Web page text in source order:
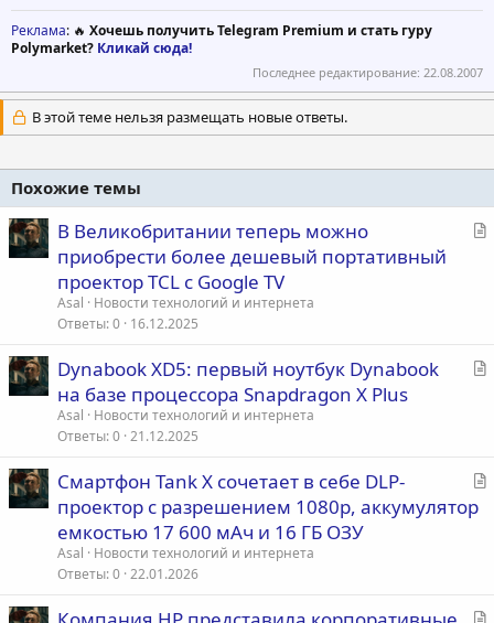
Реклама: 🔥 Хочешь получить Telegram Premium и стать гуру
Polymarket? Кликай сюда!
Последнее редактирование: 22.08.2007
В этой теме нельзя размещать новые ответы.
Похожие темы
С
В Великобритании теперь можно
приобрести более дешевый портативный
проектор TCL с Google TV
Asal
Новости технологий и интернета
Ответы 0 16.12.2025
С
я
Dynabook XD5: первый ноутбук Dynabook
на базе процессора Snapdragon X Plus
Asal
Новости технологий и интернета
Ответы 0 21.12.2025
С
Смартфон Tank X сочетает в себе DLP-
проектор с разрешением 1080p, аккумулятор
емкостью 17 600 мАч и 16 ГБ ОЗУ
Asal
Новости технологий и интернета
Ответы 0 22.01.2026
С